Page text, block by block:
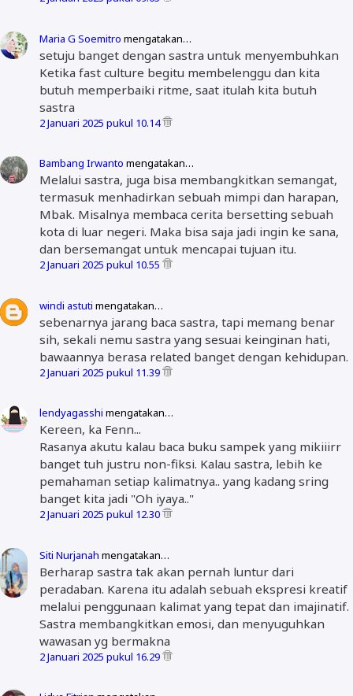
Maria G Soemitro mengatakan…
setuju banget dengan sastra untuk menyembuhkan
Ketika fast culture begitu membelenggu dan kita
butuh memperbaiki ritme, saat itulah kita butuh
sastra
2 Januari 2025 pukul 10.14
Bambang Irwanto mengatakan…
Melalui sastra, juga bisa membangkitkan semangat,
termasuk menhadirkan sebuah mimpi dan harapan,
Mbak. Misalnya membaca cerita bersetting sebuah
kota di luar negeri. Maka bisa saja jadi ingin ke sana,
dan bersemangat untuk mencapai tujuan itu.
2 Januari 2025 pukul 10.55
windi astuti mengatakan…
sebenarnya jarang baca sastra, tapi memang benar
sih, sekali nemu sastra yang sesuai keinginan hati,
bawaannya berasa related banget dengan kehidupan.
2 Januari 2025 pukul 11.39
lendyagasshi mengatakan…
Kereen, ka Fenn...
Rasanya akutu kalau baca buku sampek yang mikiiirr
banget tuh justru non-fiksi. Kalau sastra, lebih ke
pemahaman setiap kalimatnya.. yang kadang sring
banget kita jadi "Oh iyaya.."
2 Januari 2025 pukul 12.30
Siti Nurjanah mengatakan…
Berharap sastra tak akan pernah luntur dari
peradaban. Karena itu adalah sebuah ekspresi kreatif
melalui penggunaan kalimat yang tepat dan imajinatif.
Sastra membangkitkan emosi, dan menyuguhkan
wawasan yg bermakna
2 Januari 2025 pukul 16.29